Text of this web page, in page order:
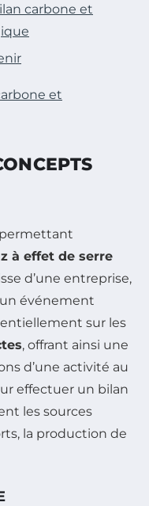
carbone et
et
à effet de serre
d’une entreprise,
événement
sur les
, offrant ainsi une
d’une activité au
effectuer un bilan
les sources
la production de